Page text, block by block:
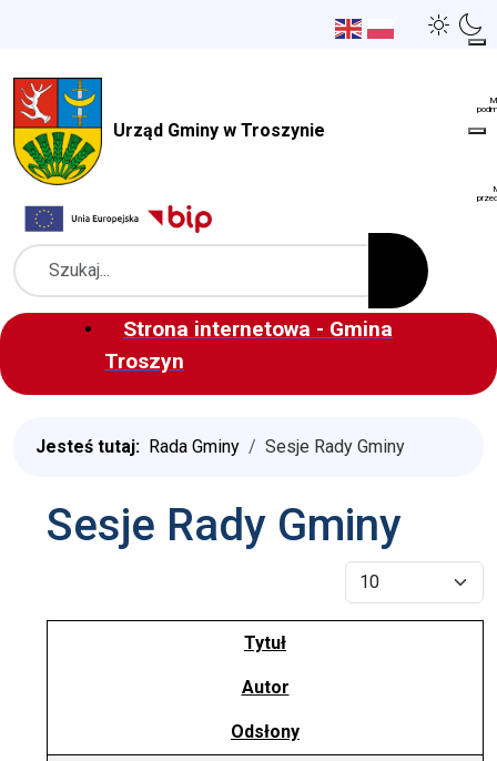
Urząd Gminy w Troszynie
Szukaj
Strona internetowa - Gmina
Troszyn
Jesteś tutaj: Rada Gminy Sesje Rady Gminy
Sesje Rady Gminy
Pokaż #
Tytuł
Autor
Odsłony